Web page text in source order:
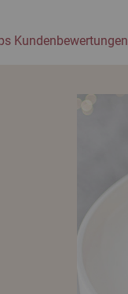
Kundenbewertungen